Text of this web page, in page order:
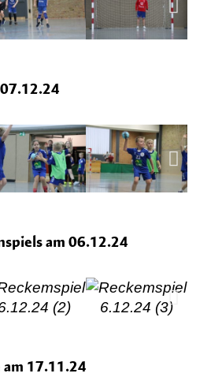
am 06.12.24
am 17.11.24